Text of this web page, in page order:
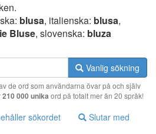
blusa, italienska: blusa,
Bluse, slovenska: bluza
Vanlig sökning
de ord som användarna övar på och själv
210 000 unika ord på totalt mer än 20 språk!
sökordet Slutar med